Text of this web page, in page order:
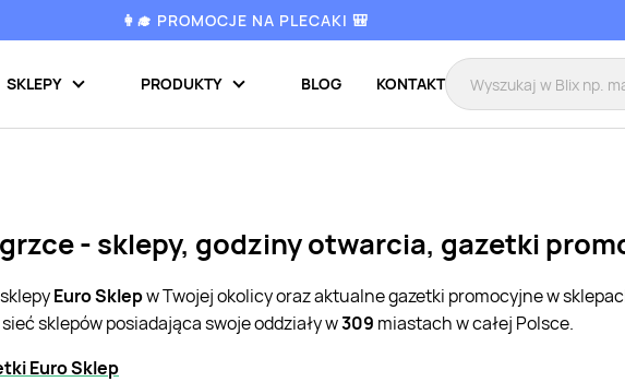
👩‍🎓 PROMOCJE NA PLECAKI 🎒
SKLEPY PRODUKTY BLOG KONTAKT
- sklepy, godziny otwarcia, gazetki
Euro Sklepw Twojej okolicy oraz aktualne gazetki promocyjne w
sklepów posiadająca swoje oddziały w309 miastach w całej Polsce.
Euro Sklep